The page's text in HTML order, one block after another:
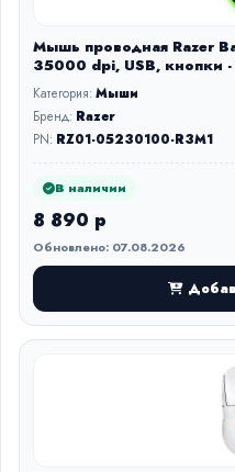
Мышь проводная Razer
35000 dpi, USB, кнопки -
Категория:Мыши
Бренд: Razer
PN: RZ01-05230100-R3M1
В наличии
8 890 р
Обновлено: 07.08.2026